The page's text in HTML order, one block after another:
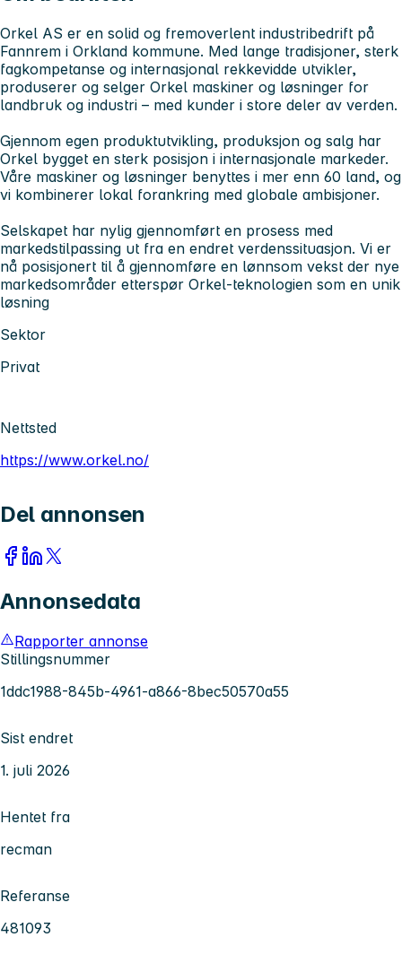
Orkel AS er en solid og fremoverlent industribedrift på
Fannrem i Orkland kommune. Med lange tradisjoner, sterk
fagkompetanse og internasjonal rekkevidde utvikler,
produserer og selger Orkel maskiner og løsninger for
landbruk og industri – med kunder i store deler av verden.
Gjennom egen produktutvikling, produksjon og salg har
Orkel bygget en sterk posisjon i internasjonale markeder.
Våre maskiner og løsninger benyttes i mer enn 60 land, og
vi kombinerer lokal forankring med globale ambisjoner.
Selskapet har nylig gjennomført en prosess med
markedstilpassing ut fra en endret verdenssituasjon. Vi er
nå posisjonert til å gjennomføre en lønnsom vekst der nye
markedsområder etterspør Orkel-teknologien som en unik
løsning
Sektor
Privat
Nettsted
https://www.orkel.no/
Del annonsen
Annonsedata
Rapporter annonse
Stillingsnummer
1ddc1988-845b-4961-a866-8bec50570a55
Sist endret
1. juli 2026
Hentet fra
recman
Referanse
481093